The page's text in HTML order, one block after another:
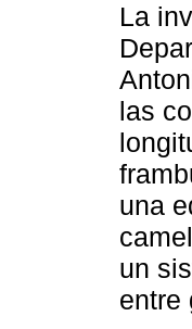
La
las
una
un
entre